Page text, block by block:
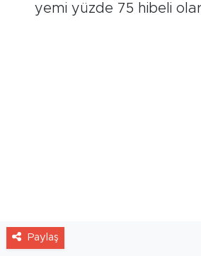
yemi yüzde 75 hibeli
desteklerine hız kesmeden